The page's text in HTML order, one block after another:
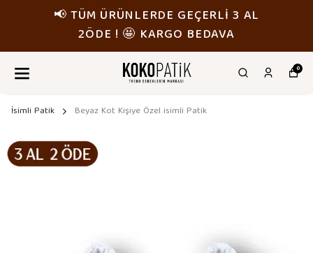
📢 TÜM ÜRÜNLERDE GEÇERLİ 3 AL
2ÖDE ! 🤩 KARGO BEDAVA
0
İsimli Patik Beyaz Kot Kişiye Özel isimli Patik